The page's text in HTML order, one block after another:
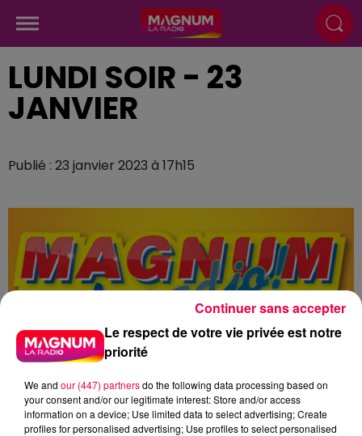
LUNDI SOIR - 23
JANVIER
Publié : 23 janvier 2023 à 17h15
Le respect de votre vie privée est notre
priorité
We and our (447) partnersdo the following data processing based on
your consent and/or our legitimate interest: Store and/or access
information on a device; Use limited data to select advertising; Create
profiles for personalised advertising; Use profiles to select personalised
Continuer sans accepter